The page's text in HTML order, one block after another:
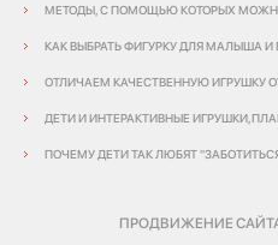
МЕТОДЫ, С ПОМОЩЬЮ КОТОРЫХ
КАК ВЫБРАТЬ ФИГУРКУ ДЛЯ МАЛЫША И
ОТЛИЧАЕМ КАЧЕСТВЕННУЮ ИГРУШКУ
ДЕТИ И ИНТЕРАКТИВНЫЕ
ПОЧЕМУ ДЕТИ ТАК ЛЮБЯТ
ПРОДВИЖЕНИЕ